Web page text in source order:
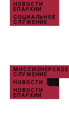
НОВОСТИ
ЕПАРХИИ
СОЦИАЛЬНОЕ
СЛУЖЕНИЕ
МИССИОНЕРСКОЕ
СЛУЖЕНИЕ
НОВОСТИ
НОВОСТИ
ЕПАРХИИ